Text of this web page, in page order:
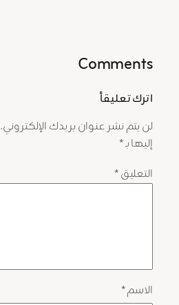
Comments
اترك تعليقاً
لن يتم نشر عنوان بريدك الإلكتروني.
إليها بـ*
التعليق*
الاسم*